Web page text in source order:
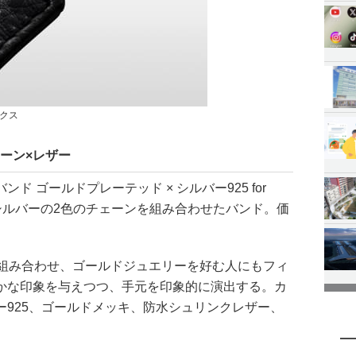
ス
ン×レザー
ド ゴールドプレーテッド × シルバー925 for
バーの2色のチェーンを組み合わせたバンド。価
み合わせ、ゴールドジュエリーを好む人にもフィ
印象を与えつつ、手元を印象的に演出する。カ
、ゴールドメッキ、防水シュリンクレザー、